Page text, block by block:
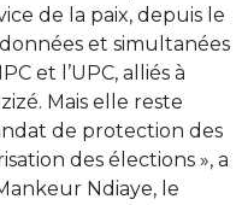
de la paix, depuis le
et simultanées
et l’UPC, alliés à
Mais elle reste
de protection des
des élections », a
Ndiaye, le